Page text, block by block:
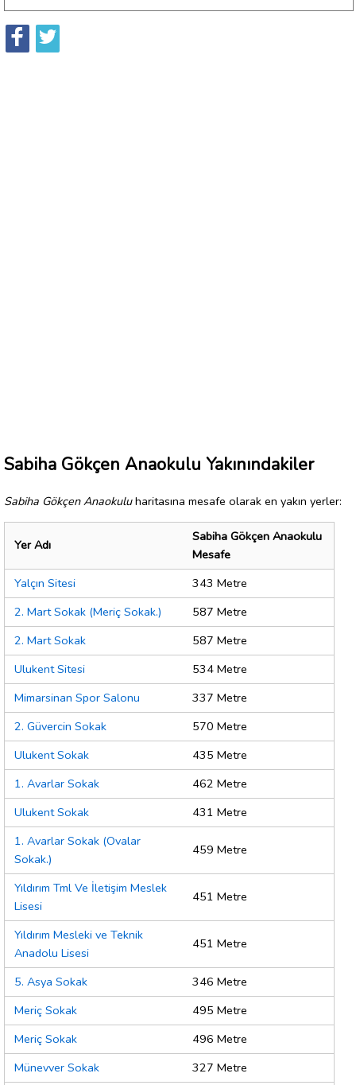
Sabiha Gökçen Anaokulu Yakınındakiler
Sabiha Gökçen Anaokuluharitasına mesafe olarak en yakın yerler:
Yer Adı
Sabiha Gökçen Anaokulu
Mesafe
Yalçın Sitesi
343 Metre
2. Mart Sokak (Meriç Sokak.)
587 Metre
2. Mart Sokak
587 Metre
Ulukent Sitesi
534 Metre
Mimarsinan Spor Salonu
337 Metre
2. Güvercin Sokak
570 Metre
Ulukent Sokak
435 Metre
1. Avarlar Sokak
462 Metre
Ulukent Sokak
431 Metre
1. Avarlar Sokak (Ovalar
Sokak.)
459 Metre
Yıldırım Tml Ve İletişim Meslek
Lisesi
451 Metre
Yıldırım Mesleki ve Teknik
Anadolu Lisesi
451 Metre
5. Asya Sokak
346 Metre
Meriç Sokak
495 Metre
Meriç Sokak
496 Metre
Münevver Sokak
327 Metre